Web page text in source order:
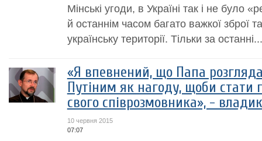
Мінські угоди, в Україні так і не було
й останнім часом багато важкої зброї
українську території. Тільки за останні...
«Я впевнений, що Папа
Путіним як нагоду, щоби
свого співрозмовника», -
10 червня 2015
07:07